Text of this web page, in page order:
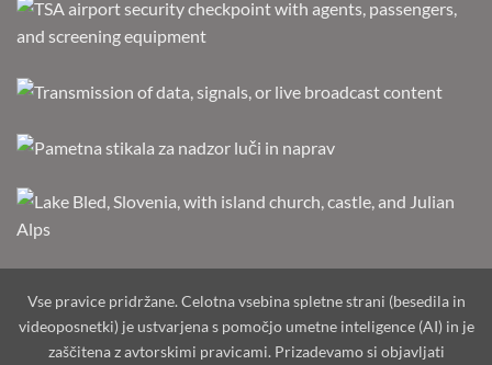
Vse pravice pridržane. Celotna vsebina spletne strani (besedila in
videoposnetki) je ustvarjena s pomočjo umetne inteligence (AI) in je
zaščitena z avtorskimi pravicami. Prizadevamo si objavljati